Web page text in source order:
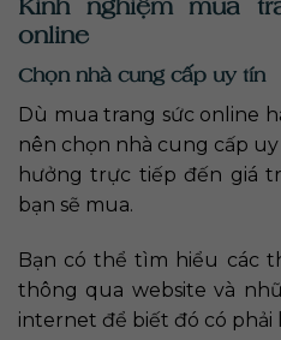
online
Chọn nhà cung cấp uy tín
Dù mua trang sức online
nên chọn nhà cung cấp
hưởng trực tiếp đến giá
bạn sẽ mua.
Bạn có thể tìm hiểu các
thông qua website và
internet để biết đó có phải